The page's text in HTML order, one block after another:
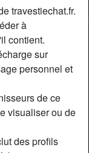
travestiechat.fr.
à
contient.
sur
personnel et
de ce
visualiser ou de
des profils